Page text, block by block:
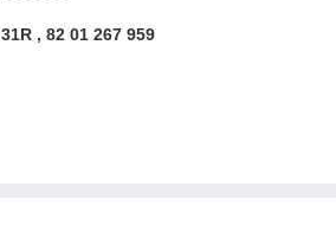
, 82 01 267 959